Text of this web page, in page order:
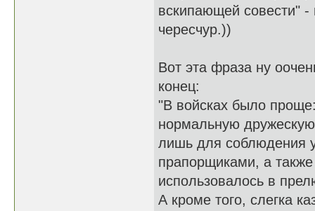
вскипающей совести" -
чересчур.))
Вот эта фраза ну
конец:
"В войсках было
нормальную
лишь для соблюдения
прапорщиками, а
использовалось в
А кроме того, слегка